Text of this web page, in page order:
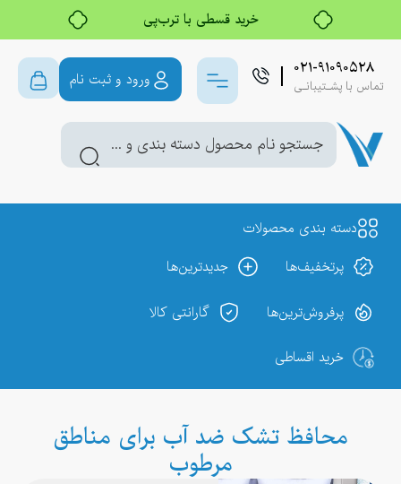
خرید قسطی با ترب‌پی
۰۲۱-۹۱۰۹۰۵۲۸
تماس با پشـتیبانـی ورود و ثبت نام
دسته بندی محصولات
پر‌تخفیف‌ها
جدیدترین‌ها
پر‌فروش‌ترین‌ها گارانتی کالا
خرید اقساطی
محافظ تشک ضد آب برای مناطق
مرطوب